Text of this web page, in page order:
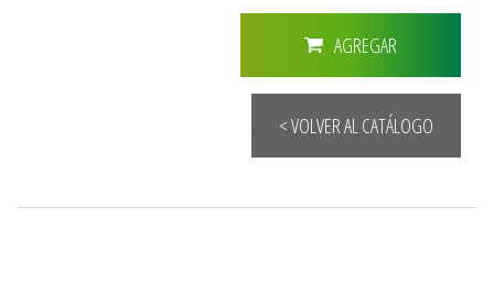
AGREGAR
< VOLVER AL CATÁLOGO